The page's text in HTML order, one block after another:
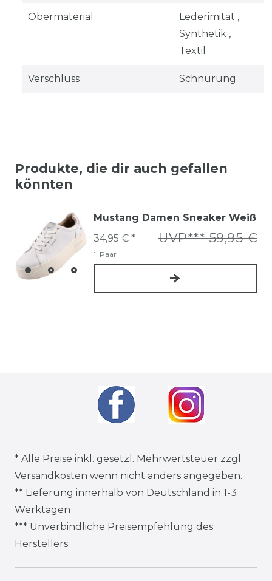
Obermaterial
Lederimitat ,
Synthetik ,
Textil
Verschluss Schnürung
Produkte, die dir auch gefallen
könnten
Mustang Damen Sneaker Weiß
UVP*** 59,95 €
34,95 € *
1 Paar
* Alle Preise inkl. gesetzl. Mehrwertsteuer zzgl.
Versandkosten wenn nicht anders angegeben.
** Lieferung innerhalb von Deutschland in 1-3
Werktagen
*** Unverbindliche Preisempfehlung des
Herstellers